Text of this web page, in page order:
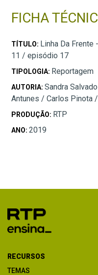
FICHA
TÍTULO: Linha Da Frente
11 / episódio 17
TIPOLOGIA: Reportagem
AUTORIA: Sandra
Antunes / Carlos Pinota
PRODUÇÃO: RTP
ANO: 2019
RECURSOS
TEMAS